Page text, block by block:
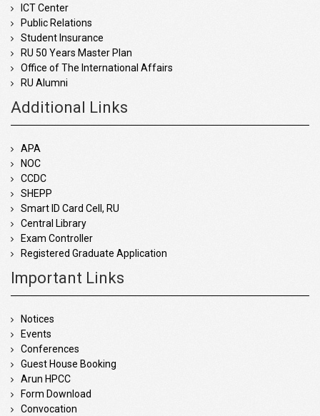
ICT Center
Public Relations
Student Insurance
RU 50 Years Master Plan
Office of The International Affairs
RU Alumni
Additional Links
APA
NOC
CCDC
SHEPP
Smart ID Card Cell, RU
Central Library
Exam Controller
Registered Graduate Application
Important Links
Notices
Events
Conferences
Guest House Booking
Arun HPCC
Form Download
Convocation